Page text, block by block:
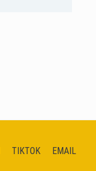
TIKTOK EMAIL